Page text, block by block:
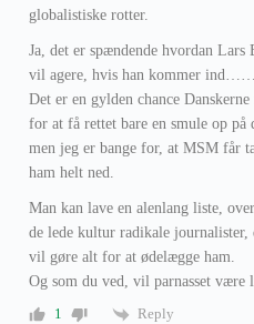
globalistiske rotter.
Ja, det er spændende hvordan Lars
vil agere, hvis han kommer ind……
Det er en gylden chance Danskerne
for at få rettet bare en smule op på
men jeg er bange for, at MSM får
ham helt ned.
Man kan lave en alenlang liste,
de lede kultur radikale journalister,
vil gøre alt for at ødelægge ham.
Og som du ved, vil parnasset være
1
Reply